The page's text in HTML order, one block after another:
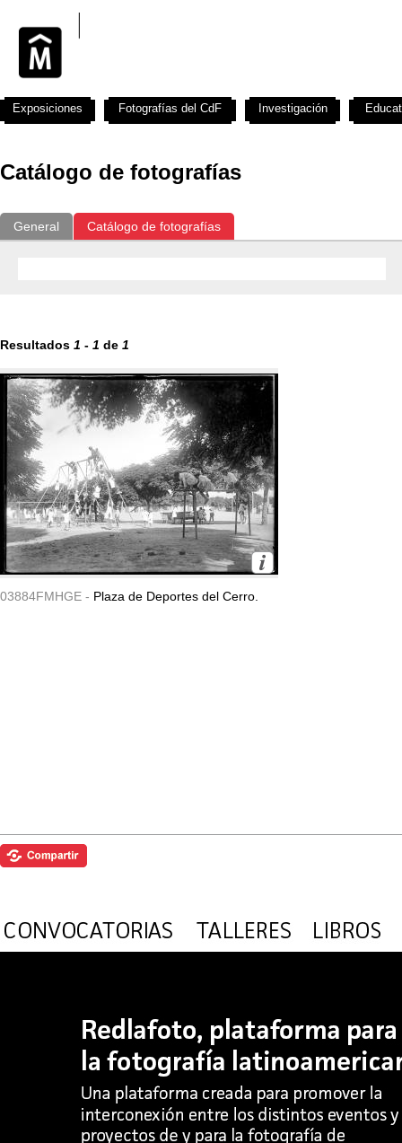
Catálogo de fotografías
General Catálogo de fotografías
Resultados 1 - 1 de 1
03884FMHGE - Plaza de Deportes del Cerro.
Exposiciones Fotografías del CdF Investigación